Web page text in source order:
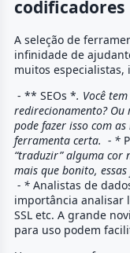
codificadores
A seleção de
infinidade de
muitos especialistas,
- ** SEOs *. Você
redirecionamento? Ou
pode fazer isso com
ferramenta certa. - *
“traduzir” alguma cor
mais que bonito,
- * Analistas de
importância analisar
SSL etc. A grande
para uso podem